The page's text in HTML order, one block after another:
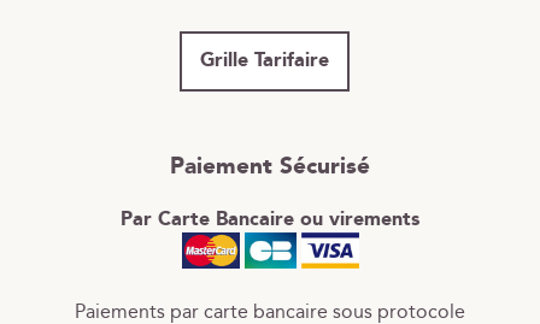
Grille Tarifaire
Paiement Sécurisé
Par Carte Bancaire ou virements
Paiements par carte bancaire sous protocole